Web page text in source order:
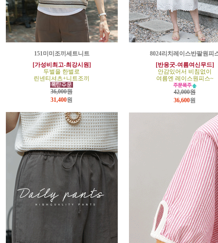
151미미조끼세트니트
[가성비최고-최강시원]
두벌을 한벌로
린넨티셔츠+니트조끼
36,000원
31,400원
8024리치레이스반팔원피
[반응굿-여름여신무드]
안감있어서 비침없이
여름엔 레이스원피스~
42,000원
36,600원